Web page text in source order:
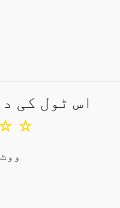
اس ٹول کی
☆
ووٹ